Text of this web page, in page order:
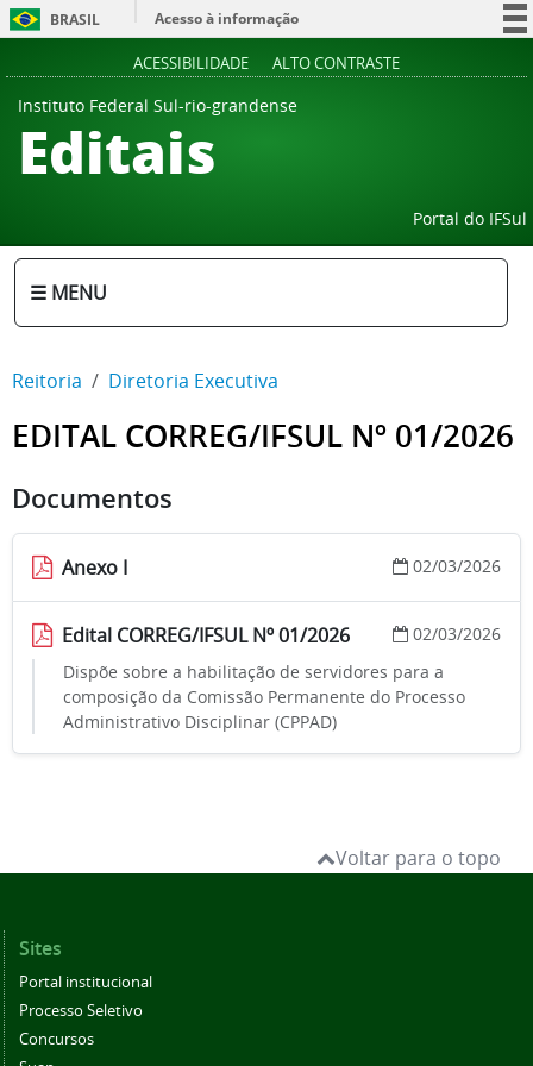
BRASIL
Acesso à informação
ACESSIBILIDADE ALTO CONTRASTE
Instituto Federal Sul-rio-grandense
Editais
Portal do IFSul
☰ MENU
Reitoria Diretoria Executiva
EDITAL CORREG/IFSUL Nº 01/2026
Documentos
Anexo I 02/03/2026
Edital CORREG/IFSUL Nº 01/2026
02/03/2026
Dispõe sobre a habilitação de servidores para a
composição da Comissão Permanente do Processo
Administrativo Disciplinar (CPPAD)
Voltar para o topo
Sites
Portal institucional
Processo Seletivo
Concursos